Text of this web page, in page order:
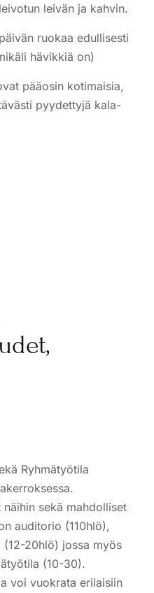
leivän ja kahvin.
ruokaa edullisesti
hävikkiä on)
pääosin kotimaisia,
pyydettyjä kala-
Ryhmätyötila
sekä mahdolliset
auditorio (110hlö),
20hlö) jossa myös
(10-30).
voi vuokrata erilaisiin